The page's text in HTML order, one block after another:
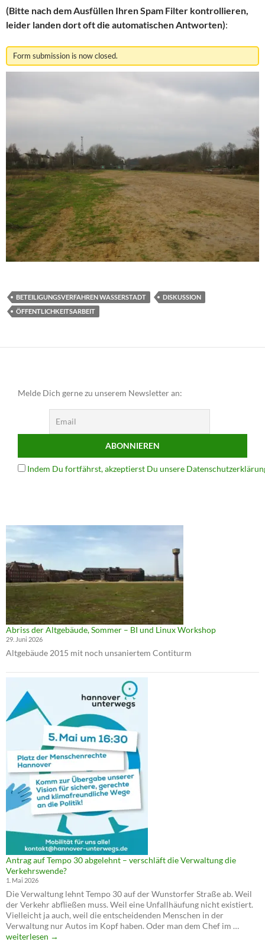
(Bitte nach dem Ausfüllen Ihren Spam Filter kontrollieren,
leider landen dort oft die automatischen Antworten):
Form submission is now closed.
BETEILIGUNGSVERFAHREN WASSERSTADT
DISKUSSION
ÖFFENTLICHKEITSARBEIT
Melde Dich gerne zu unserem Newsletter an:
Indem Du fortfährst, akzeptierst Du unsere
Abriss der Altgebäude, Sommer – BI und Linux Workshop
29. Juni 2026
Altgebäude 2015 mit noch unsaniertem Contiturm
Antrag auf Tempo 30 abgelehnt – verschläft die Verwaltung die
Verkehrswende?
1. Mai 2026
Die Verwaltung lehnt Tempo 30 auf der Wunstorfer Straße ab. Weil
der Verkehr abfließen muss. Weil eine Unfallhäufung nicht existiert.
Vielleicht ja auch, weil die entscheidenden Menschen in der
Verwaltung nur Autos im Kopf haben. Oder man dem Chef im …
weiterlesen →